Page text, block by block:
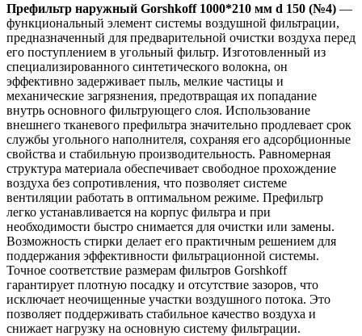
Префильтр наружный Gorshkoff 1000*210 мм d 150 (№4) —
функциональный элемент системы воздушной фильтрации,
предназначенный для предварительной очистки воздуха перед
его поступлением в угольный фильтр. Изготовленный из
специализированного синтетического волокна, он
эффективно задерживает пыль, мелкие частицы и
механические загрязнения, предотвращая их попадание
внутрь основного фильтрующего слоя. Использование
внешнего тканевого префильтра значительно продлевает срок
службы угольного наполнителя, сохраняя его адсорбционные
свойства и стабильную производительность. Равномерная
структура материала обеспечивает свободное прохождение
воздуха без сопротивления, что позволяет системе
вентиляции работать в оптимальном режиме. Префильтр
легко устанавливается на корпус фильтра и при
необходимости быстро снимается для очистки или замены.
Возможность стирки делает его практичным решением для
поддержания эффективности фильтрационной системы.
Точное соответствие размерам фильтров Gorshkoff
гарантирует плотную посадку и отсутствие зазоров, что
исключает неочищенные участки воздушного потока. Это
позволяет поддерживать стабильное качество воздуха и
снижает нагрузку на основную систему фильтрации.